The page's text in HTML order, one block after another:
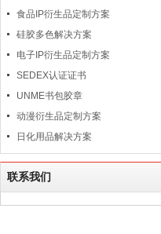
食品IP衍生品定制方案
硅胶多色解决方案
电子IP衍生品定制方案
SEDEX认证证书
UNME书包胶章
动漫衍生品定制方案
日化用品解决方案
联系我们